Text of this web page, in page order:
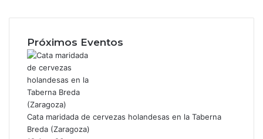
Próximos Eventos
Cata maridada de cervezas holandesas en la Taberna
Breda (Zaragoza)